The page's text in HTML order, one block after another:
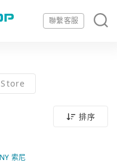
聯繫客服
Store
排序
索尼